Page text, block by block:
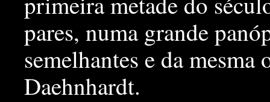
pares, numa grande
semelhantes e da
Daehnhardt.